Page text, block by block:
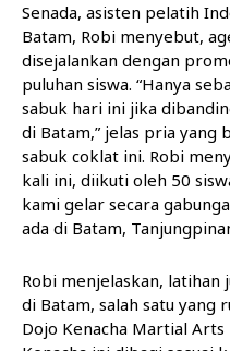
Senada, asisten pelatih
Batam, Robi menyebut,
disejalankan dengan
puluhan siswa. “Hanya
sabuk hari ini jika
di Batam,” jelas pria yang
sabuk coklat ini. Robi
kali ini, diikuti oleh 50
kami gelar secara
ada di Batam,
Robi menjelaskan,
di Batam, salah satu yang
Dojo Kenacha Martial Arts